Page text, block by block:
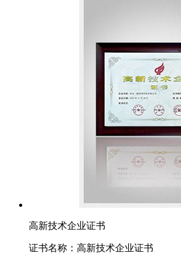
高新技术企业证书
证书名称：高新技术企业证书